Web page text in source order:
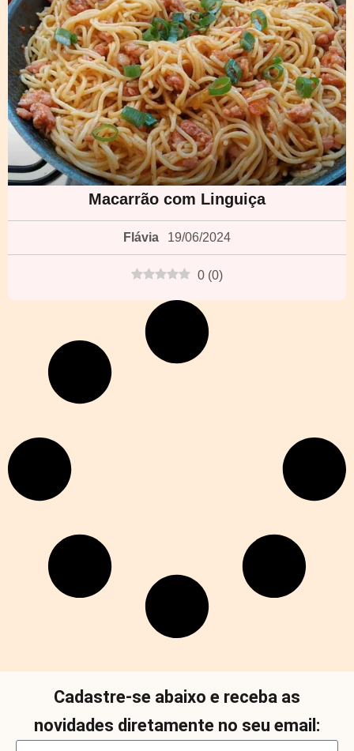
Macarrão com Linguiça
Flávia 19/06/2024
0 (0)
Cadastre-se abaixo e receba as
novidades diretamente no seu email: